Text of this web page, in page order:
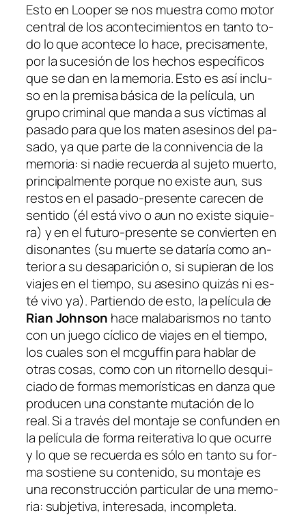
Esto en Looperse nos mues­tra co­mo mo­tor
cen­tral de los acon­te­ci­mien­tos en tan­to to­
do lo que acon­te­ce lo ha­ce, pre­ci­sa­men­te,
por la su­ce­sión de los he­chos es­pe­cí­fi­cos
que se dan en la me­mo­ria. Esto es así in­clu­
so en la pre­mi­sa bá­si­ca de la pe­lí­cu­la, un
gru­po cri­mi­nal que man­da a sus víc­ti­mas al
pa­sa­do pa­ra que los ma­ten ase­si­nos del pa­
sa­do, ya que par­te de la con­ni­ven­cia de la
me­mo­ria: si na­die re­cuer­da al su­je­to muer­to,
prin­ci­pal­men­te por­que no exis­te aun, sus
res­tos en el pasado-presente ca­re­cen de
sen­ti­do (él es­tá vi­vo o aun no exis­te si­quie­
ra) y en el futuro-presente se con­vier­ten en
di­so­nan­tes (su muer­te se da­ta­ría co­mo an­
te­rior a su des­apa­ri­ción o, si su­pie­ran de los
via­jes en el tiem­po, su ase­sino qui­zás ni es­
té vi­vo ya). Partiendo de es­to, la pe­lí­cu­la de
Rian Johnson ha­ce ma­la­ba­ris­mos no tan­to
con un jue­go cí­cli­co de via­jes en el tiem­po,
los cua­les son el mc­guf­finpa­ra ha­blar de
otras co­sas, co­mo con un ri­tor­ne­llodes­qui­
cia­do de for­mas me­mo­rís­ti­cas en dan­za que
pro­du­cen una cons­tan­te mu­ta­ción de lo
real. Si a tra­vés del mon­ta­je se con­fun­den en
la pe­lí­cu­la de for­ma reite­ra­ti­va lo que ocu­rre
y lo que se re­cuer­daes só­lo en tan­to su for­
ma sos­tie­ne su con­te­ni­do, su mon­ta­je es
una re­cons­truc­ción par­ti­cu­lar de una me­mo­
ria: sub­je­ti­va, in­tere­sa­da, incompleta.